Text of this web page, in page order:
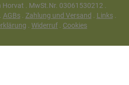
Horvat . MwSt.Nr. 03061530212 .
AGBs. Zahlung und Versand . Links.
. Widerruf . Cookies